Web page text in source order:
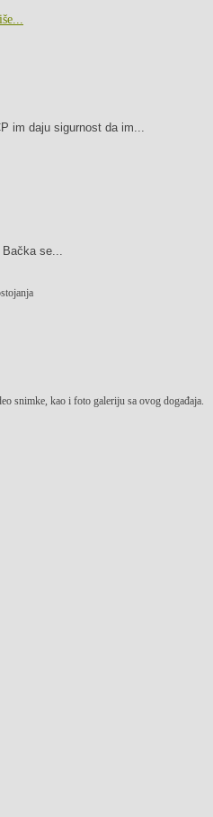
im daju sigurnost da im...
Bačka se...
snimke, kao i foto galeriju sa ovog događaja.